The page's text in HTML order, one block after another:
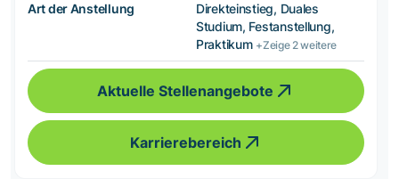
Art der Anstellung
Direkteinstieg, Duales
Studium, Festanstellung,
Praktikum +Zeige 2 weitere
Aktuelle Stellenangebote
Karrierebereich